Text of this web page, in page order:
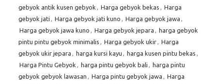
gebyok antik kusen gebyok , Harga gebyok bekas , Harga
gebyok jati , Harga gebyok jati kuno , Harga gebyok jawa ,
Harga gebyok jawa kuno , Harga gebyok jepara , harga gebyok
pintu pintu gebyok minimalis , Harga gebyok ukir, Harga
gebyok ukir jepara , harga kursi kayu , harga kusen pintu bekas ,
Harga Pintu Gebyok , harga pintu gebyok bali , harga pintu
gebyok gebyok lawasan , Harga pintu gebyok jawa , Harga